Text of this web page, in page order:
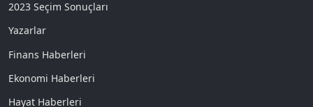
2023 Seçim Sonuçları
Yazarlar
Finans Haberleri
Ekonomi Haberleri
Hayat Haberleri